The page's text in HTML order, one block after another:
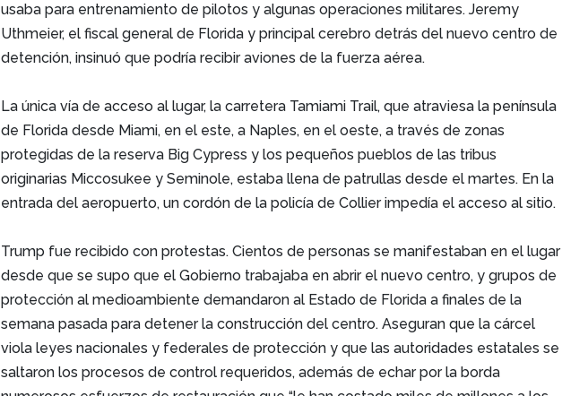
usaba para entrenamiento de pilotos y algunas operaciones militares. Jeremy
Uthmeier, el fiscal general de Florida y principal cerebro detrás del nuevo centro de
detención, insinuó que podría recibir aviones de la fuerza aérea.
La única vía de acceso al lugar, la carretera Tamiami Trail, que atraviesa la península
de Florida desde Miami, en el este, a Naples, en el oeste, a través de zonas
protegidas de la reserva Big Cypress y los pequeños pueblos de las tribus
originarias Miccosukee y Seminole, estaba llena de patrullas desde el martes. En la
entrada del aeropuerto, un cordón de la policía de Collier impedía el acceso al sitio.
Trump fue recibido con protestas. Cientos de personas se manifestaban en el lugar
desde que se supo que el Gobierno trabajaba en abrir el nuevo centro, y grupos de
protección al medioambiente demandaron al Estado de Florida a finales de la
semana pasada para detener la construcción del centro. Aseguran que la cárcel
viola leyes nacionales y federales de protección y que las autoridades estatales se
saltaron los procesos de control requeridos, además de echar por la borda